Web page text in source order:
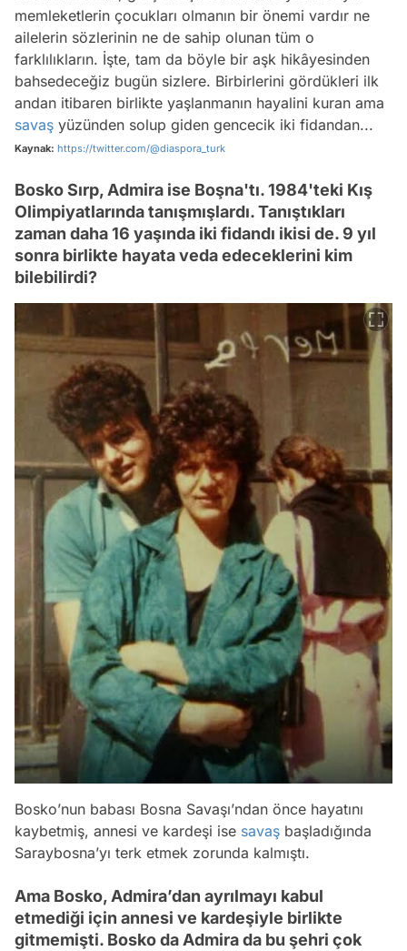
memleketlerin çocukları olmanın bir önemi vardır ne
ailelerin sözlerinin ne de sahip olunan tüm o
farklılıkların. İşte, tam da böyle bir aşk hikâyesinden
bahsedeceğiz bugün sizlere. Birbirlerini gördükleri ilk
andan itibaren birlikte yaşlanmanın hayalini kuran ama
savaş yüzünden solup giden gencecik iki fidandan...
Kaynak: https://twitter.com/@diaspora_turk
Bosko Sırp, Admira ise Boşna'tı. 1984'teki Kış
Olimpiyatlarında tanışmışlardı. Tanıştıkları
zaman daha 16 yaşında iki fidandı ikisi de. 9 yıl
sonra birlikte hayata veda edeceklerini kim
bilebilirdi?
Bosko’nun babası Bosna Savaşı’ndan önce hayatını
kaybetmiş, annesi ve kardeşi ise savaş başladığında
Saraybosna’yı terk etmek zorunda kalmıştı.
Ama Bosko, Admira’dan ayrılmayı kabul
etmediği için annesi ve kardeşiyle birlikte
gitmemişti. Bosko da Admira da bu şehri çok